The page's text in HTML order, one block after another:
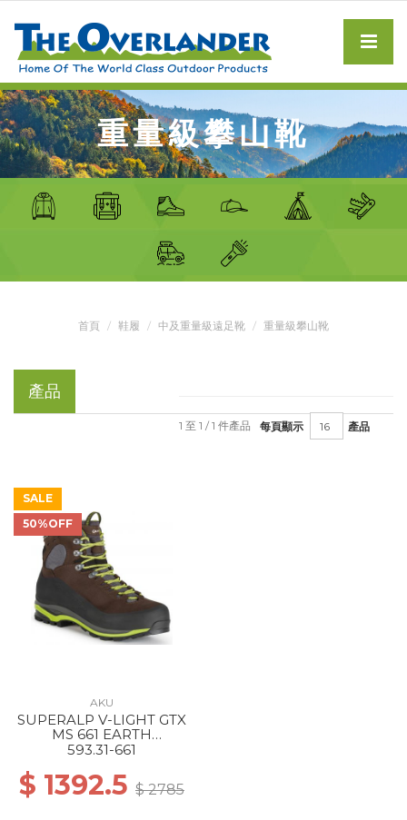
重量級攀山靴
首頁 鞋履 中及重量級遠足靴 重量級攀山靴
產品
每頁顯示 產品
1 至 1 / 1 件產品
SALE
50%OFF
AKU
SUPERALP V-LIGHT GTX
MS 661 EARTH
BROWN/LIME
593.31-661
$ 1392.5 $ 2785